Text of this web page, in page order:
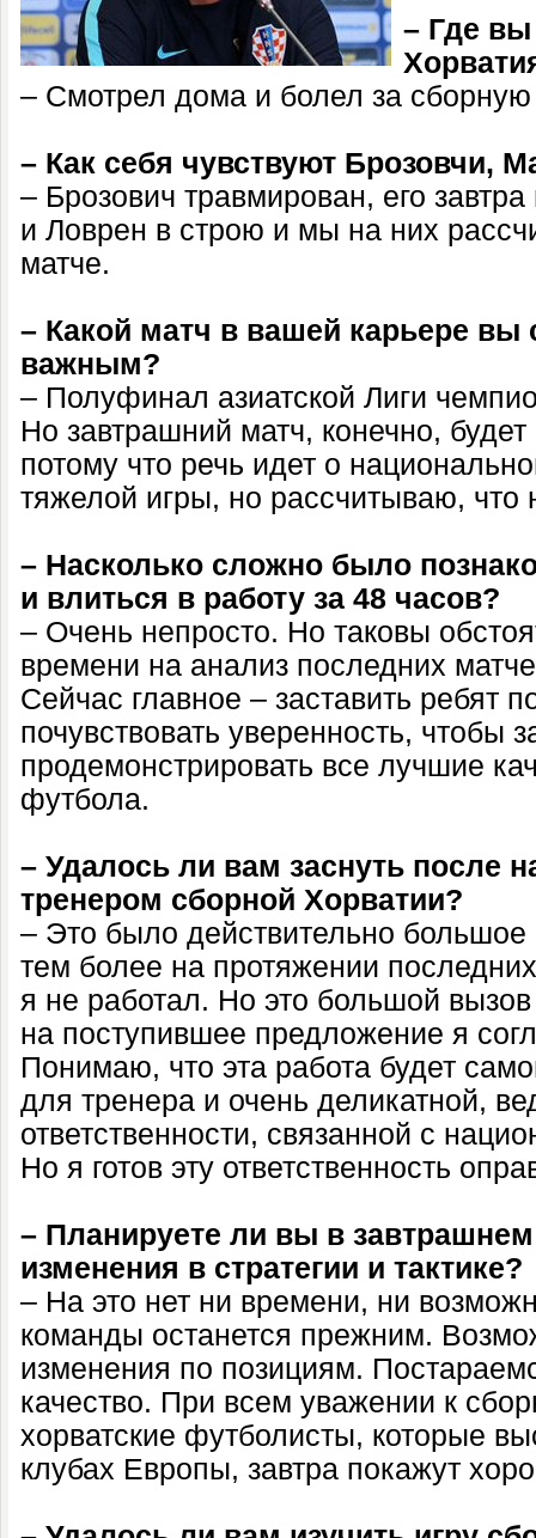
– Где
– Смотрел дома и болел за
– Как себя чувствуют Брозовчи,
– Брозович травмирован, его
и Ловрен в строю и мы на них
матче.
– Какой матч в вашей карьере вы
важным?
– Полуфинал азиатской Лиги
Но завтрашний матч, конечно,
потому что речь идет о
тяжелой игры, но рассчитываю, что
– Насколько сложно было
и влиться в работу за 48 часов?
– Очень непросто. Но таковы
времени на анализ последних
Сейчас главное – заставить ребят
почувствовать уверенность, чтобы
продемонстрировать все лучшие
футбола.
– Удалось ли вам заснуть после
тренером сборной Хорватии?
– Это было действительно
тем более на протяжении
я не работал. Но это большой
на поступившее предложение я
Понимаю, что эта работа будет
для тренера и очень деликатной,
ответственности, связанной с
Но я готов эту ответственность
– Планируете ли вы в
изменения в стратегии и тактике?
– На это нет ни времени, ни
команды останется прежним.
изменения по позициям.
качество. При всем уважении к
хорватские футболисты, которые
клубах Европы, завтра покажут